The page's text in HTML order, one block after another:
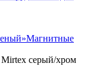
Магнитные
серый/хром